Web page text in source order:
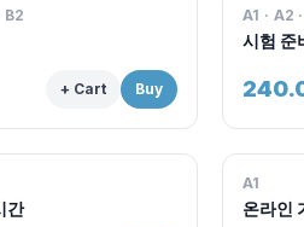
B2
+ Cart Buy
A1 · A2
시험 준
간
A1
온라인